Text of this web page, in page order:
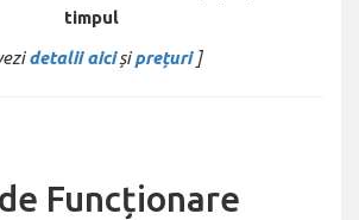
timpul
detalii aicișiprețuri ]
Funcționare